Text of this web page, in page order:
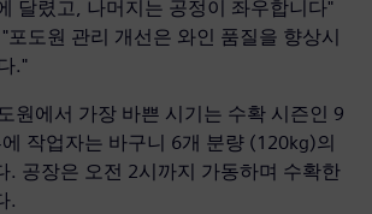
달렸고, 나머지는 공정이 좌우합니다"
도원 관리 개선은 와인 품질을 향상시
."
원에서 가장 바쁜 시기는 수확 시즌인 9
작업자는 바구니 6개 분량 (120kg)의
. 공장은 오전 2시까지 가동하며 수확한
.